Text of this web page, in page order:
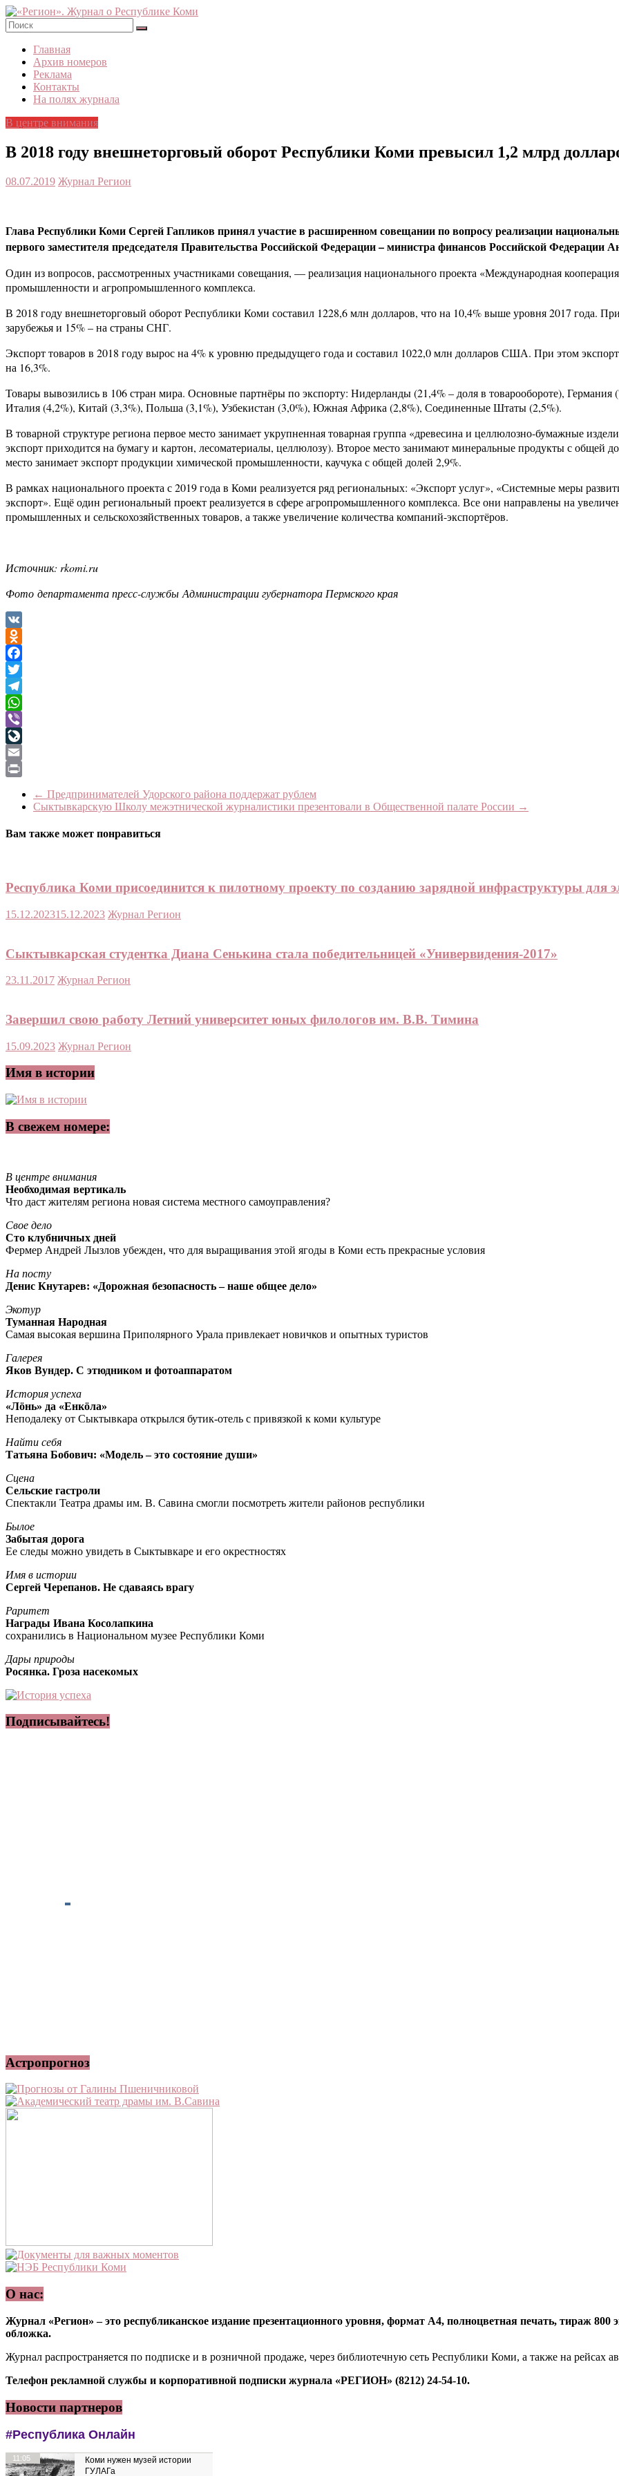
Skip
to
content
«Регион».
Журнал
Республике
Коми
Главная
Архив номеров
Реклама
Контакты
На полях журнала
В центре внимания
В 2018 году внешнеторговый оборот Республики Коми превысил 1,2 млрд
08.07.2019 Журнал Регион
Глава Республики Коми Сергей Гапликов принял участие в расширенном совещании по вопросу реализации
первого заместителя председателя Правительства Российской Федерации – министра финансов Российской Федерации
Один из вопросов, рассмотренных участниками совещания, — реализация национального проекта «Международная
промышленности и агропромышленного комплекса.
В 2018 году внешнеторговый оборот Республики Коми составил 1228,6 млн долларов, что на 10,4% выше уровня 2017 года.
зарубежья и 15% – на страны СНГ.
Экспорт товаров в 2018 году вырос на 4% к уровню предыдущего года и составил 1022,0 млн долларов США. При этом
на 16,3%.
Товары вывозились в 106 стран мира. Основные партнёры по экспорту: Нидерланды (21,4% – доля в товарообороте),
Италия (4,2%), Китай (3,3%), Польша (3,1%), Узбекистан (3,0%), Южная Африка (2,8%), Соединенные Штаты (2,5%).
В товарной структуре региона первое место занимает укрупненная товарная группа «древесина и целлюлозно-бумажные
экспорт приходится на бумагу и картон, лесоматериалы, целлюлозу). Второе место занимают минеральные продукты с общей
место занимает экспорт продукции химической промышленности, каучука с общей долей 2,9%.
В рамках национального проекта с 2019 года в Коми реализуется ряд региональных: «Экспорт услуг», «Системные меры
экспорт». Ещё один региональный проект реализуется в сфере агропромышленного комплекса. Все они направлены на
промышленных и сельскохозяйственных товаров, а также увеличение количества компаний-экспортёров.
Источник: rkomi.ru
Фото департамента пресс-службы Администрации губернатора Пермского края
VK
Odnoklassniki
Facebook
Twitter
Telegram
WhatsApp
Viber
LiveJournal
Email
← Предпринимателей Удорского района поддержат рублем
Сыктывкарскую Школу межэтнической журналистики презентовали в Общественной палате России →
Вам также может понравиться
Республика Коми присоединится к пилотному проекту по созданию зарядной инфраструктуры для
15.12.202315.12.2023 Журнал Регион
Сыктывкарская студентка Диана Сенькина стала победительницей «Универвидения-2017»
23.11.2017 Журнал Регион
Завершил свою работу Летний университет юных филологов им. В.В. Тимина
15.09.2023 Журнал Регион
Имя в истории
В свежем номере:
В центре внимания
Необходимая вертикаль
Что даст жителям региона новая система местного самоуправления?
Свое дело
Сто клубничных дней
Фермер Андрей Лызлов убежден, что для выращивания этой ягоды в Коми есть прекрасные условия
На посту
Денис Кнутарев: «Дорожная безопасность – наше общее дело»
Экотур
Туманная Народная
Самая высокая вершина Приполярного Урала привлекает новичков и опытных туристов
Галерея
Яков Вундер. С этюдником и фотоаппаратом
История успеха
«Лöнь» да «Енкöла»
Неподалеку от Сыктывкара открылся бутик-отель с привязкой к коми культуре
Найти себя
Татьяна Бобович: «Модель – это состояние души»
Сцена
Сельские гастроли
Спектакли Театра драмы им. В. Савина смогли посмотреть жители районов республики
Былое
Забытая дорога
Ее следы можно увидеть в Сыктывкаре и его окрестностях
Имя в истории
Сергей Черепанов. Не сдаваясь врагу
Раритет
Награды Ивана Косолапкина
сохранились в Национальном музее Республики Коми
Дары природы
Росянка. Гроза насекомых
Подписывайтесь!
Астропрогноз
О нас:
Журнал «Регион» – это республиканское издание презентационного уровня, формат А4, полноцветная печать, тираж 800
обложка.
Журнал распространяется по подписке и в розничной продаже, через библиотечную сеть Республики Коми, а также на рейсах
Телефон рекламной службы и корпоративной подписки журнала «РЕГИОН» (8212) 24-54-10.
Новости партнеров